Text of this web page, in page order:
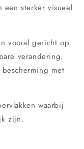
een sterker visueel
vooral gericht op
verandering.
met
waarbij
zijn.